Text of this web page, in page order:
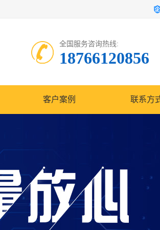
全国服务咨询热线:
18766120856
客户案例 联系方